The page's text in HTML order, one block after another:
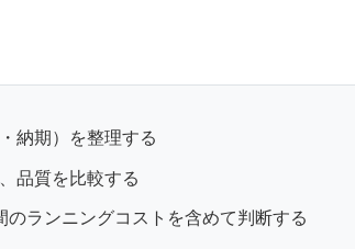
納期）を整理する
品質を比較する
ランニングコストを含めて判断する